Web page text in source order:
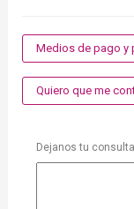
Medios de pago y
Quiero que me
Dejanos tu